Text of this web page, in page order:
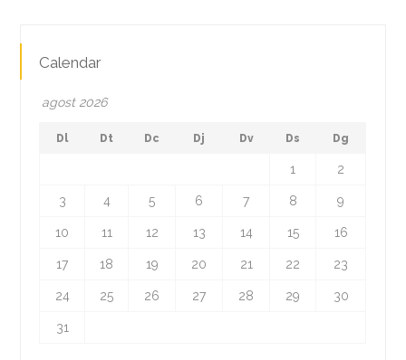
Calendar
agost 2026
Dl Dt Dc Dj Dv Ds Dg
1 2
3 4 5 6 7 8 9
10 11 12 13 14 15 16
17 18 19 20 21 22 23
24 25 26 27 28 29 30
31